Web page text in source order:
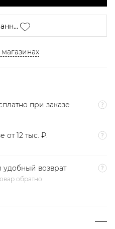
при заказе
от 12 тыс. ₽.
возврат
обратно